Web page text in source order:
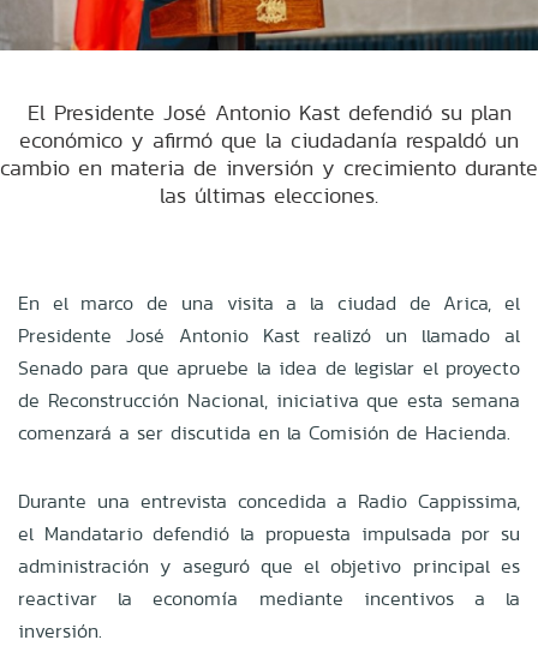
El Presidente José Antonio Kast defendió su plan
económico y afirmó que la ciudadanía respaldó un
cambio en materia de inversión y crecimiento durante
las últimas elecciones.
En el marco de una visita a la ciudad de Arica, el
Presidente José Antonio Kast realizó un llamado al
Senado para que apruebe la idea de legislar el proyecto
de Reconstrucción Nacional, iniciativa que esta semana
comenzará a ser discutida en la Comisión de Hacienda.
Durante una entrevista concedida a Radio Cappissima,
el Mandatario defendió la propuesta impulsada por su
administración y aseguró que el objetivo principal es
reactivar la economía mediante incentivos a la
inversión.